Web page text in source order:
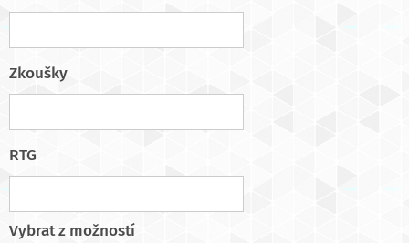
Zkoušky
RTG
Vybrat z možností